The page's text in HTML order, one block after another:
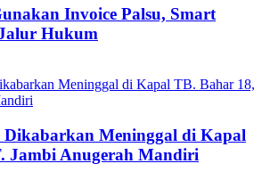
Invoice Palsu, Smart
Hukum
Dikabarkan Meninggal di Kapal
Jambi Anugerah Mandiri